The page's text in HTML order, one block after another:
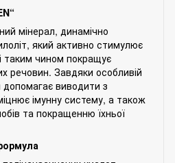
мінерал, динамічно
який активно стимулює
таким чином покращує
речовин. Завдяки особливій
допомагає виводити з
імунну систему, а також
та покращенню їхньої